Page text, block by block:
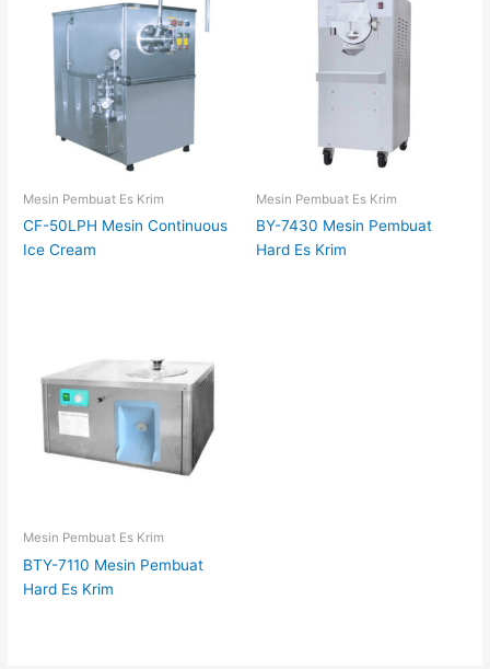
Mesin Pembuat Es Krim
CF-50LPH Mesin Continuous
Ice Cream
Mesin Pembuat Es Krim
BY-7430 Mesin Pembuat
Hard Es Krim
Mesin Pembuat Es Krim
BTY-7110 Mesin Pembuat
Hard Es Krim